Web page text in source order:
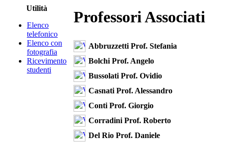
Utilità
Elenco
telefonico
Elenco con
fotografia
Ricevimento
studenti
Professori Associati
Abbruzzetti Prof. Stefania
Bolchi Prof. Angelo
Bussolati Prof. Ovidio
Casnati Prof. Alessandro
Conti Prof. Giorgio
Corradini Prof. Roberto
Del Rio Prof. Daniele